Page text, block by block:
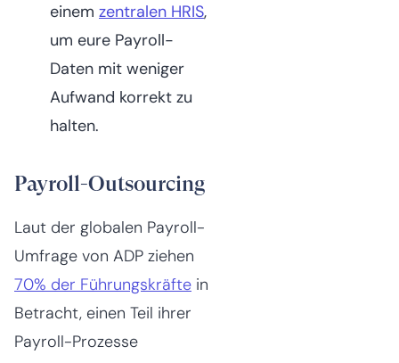
einem zentralen HRIS,
um eure Payroll-
Daten mit weniger
Aufwand korrekt zu
halten.
Payroll-Outsourcing
Laut der globalen Payroll-
Umfrage von ADP ziehen
70% der Führungskräfte in
Betracht, einen Teil ihrer
Payroll-Prozesse